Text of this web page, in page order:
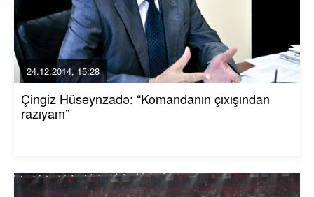
24.12.2014, 15:28
Çingiz Hüseynzadə: “Komandanın çıxışından
razıyam”